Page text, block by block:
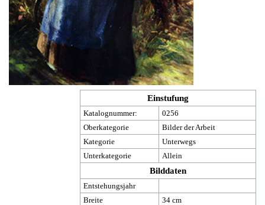
Einstufung
Katalognummer:
0256
Oberkategorie
Bilder der Arbeit
Kategorie
Unterwegs
Unterkategorie
Allein
Bilddaten
Entstehungsjahr
Breite
34 cm